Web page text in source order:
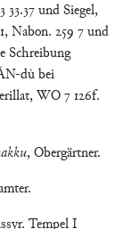
und Siegel,
Nabon. 259 7 und
Schreibung
dù bei
WO 7 126f.
, Obergärtner.
Tempel I